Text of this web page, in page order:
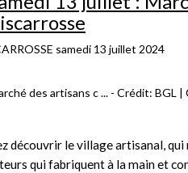
samedi 13 juillet 2024
découvrir le village artisanal,
qui fabriquent à la main et